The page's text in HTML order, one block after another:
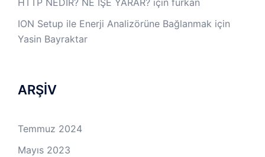
ION Setup ile Enerji Analizörüne Bağlanmak için
Yasin Bayraktar
ARŞİV
Temmuz 2024
Mayıs 2023